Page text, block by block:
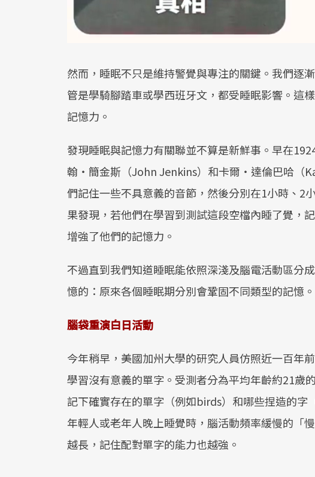
然而，睡眠不只是維持警覺與專注的關鍵。我們逐
管是學騎腳踏車或學西班牙文，都受睡眠影響。這
記憶力。
發現睡眠與記憶力有關聯並不算是新鮮事。早在
翰‧簡金斯（John Jenkins）和卡爾‧達倫巴哈（
們記住一些不具意義的音節，然後分別在1小時、2
果發現，若他們在學習到測試這段空檔內睡了覺，
增強了他們的記憶力。
不過直到我們知道睡眠能依照深淺及腦電活動區分
憶的：原來各個睡眠期分別會鞏固不同類型的記憶。
腦袋重演白日活動
今年稍早，美國加州大學的研究人員仿照近一百年
學習沒有意義的單字。受測者分為平均年齡約21歲
記下確實存在的單字（例如birds）和哪些捏造的
年輕人或老年人晚上睡覺時，腦活動頻率緩慢的「
越長，記住配對單字的能力也越強。